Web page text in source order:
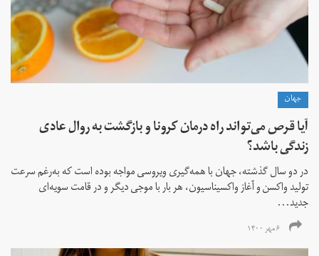
جهان
آیا قرص‌‌ می‌تواند راه درمان کرونا و بازگشت به روال عادی
زندگی باشد؟
در دو سال گذشته، جهان با همه‌گیری ویروسی مواجه بوده است که به‌رغم سرعت
تولید واکسن و آغاز واکسیناسیون، هر بار با موجی دیگر و در قامت سویه‌ای
جدید...
۶ مهر ۱۴۰۰